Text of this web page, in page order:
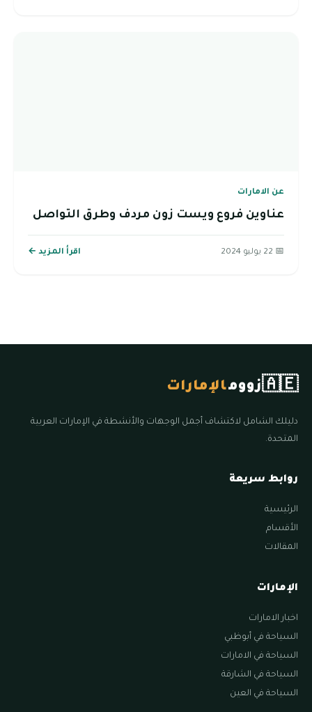
عن الامارات
عناوين فروع ويست زون مردف وطرق التواصل
📅 22 يوليو 2024 اقرأ المزيد ←
🇦🇪زوومالإمارات
دليلك الشامل لاكتشاف أجمل الوجهات والأنشطة في الإمارات العربية
المتحدة.
روابط سريعة
الرئيسية
الأقسام
المقالات
الإمارات
اخبار الامارات
السياحة في أبوظبي
السياحة في الامارات
السياحة في الشارقة
السياحة في العين